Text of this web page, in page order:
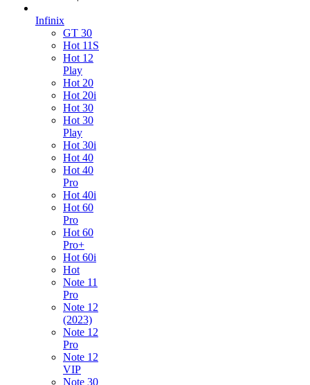
Infinix
GT 30
Hot 11S
Hot 12
Play
Hot 20
Hot 20i
Hot 30
Hot 30
Play
Hot 30i
Hot 40
Hot 40
Pro
Hot 40i
Hot 60
Pro
Hot 60
Pro+
Hot 60i
Hot
Note 11
Pro
Note 12
(2023)
Note 12
Pro
Note 12
VIP
Note 30